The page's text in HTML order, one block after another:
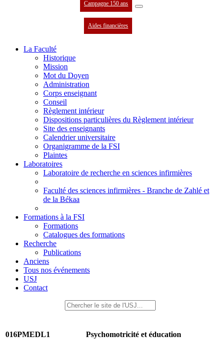
Campagne 150 ans
Aides financières
La Faculté
Historique
Mission
Mot du Doyen
Administration
Corps enseignant
Conseil
Règlement intérieur
Dispositions particulières du Règlement intérieur
Site des enseignants
Calendrier universitaire
Organigramme de la FSI
Plaintes
Laboratoires
Laboratoire de recherche en sciences infirmières
Faculté des sciences infirmières - Branche de Zahlé et
de la Békaa
Formations à la FSI
Formations
Catalogues des formations
Recherche
Publications
Anciens
Tous nos événements
USJ
Contact
016PMEDL1 Psychomotricité et éducation